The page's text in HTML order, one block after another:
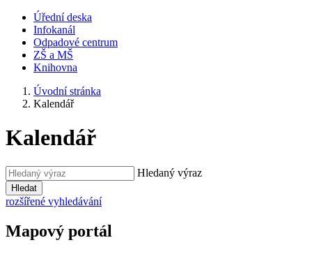
Úřední deska
Infokanál
Odpadové centrum
ZŠ a MŠ
Knihovna
Úvodní stránka
Kalendář
Kalendář
Hledaný výraz
Hledat
rozšířené vyhledávání
Mapový portál